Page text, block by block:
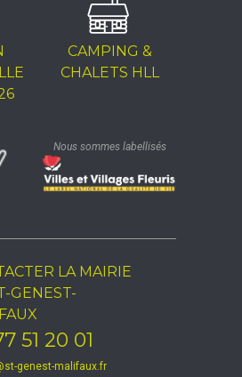
CAMPING &
CHALETS HLL
Nous sommes labellisés
LA MAIRIE
GENEST-
51 20 01
genest-malifaux.fr